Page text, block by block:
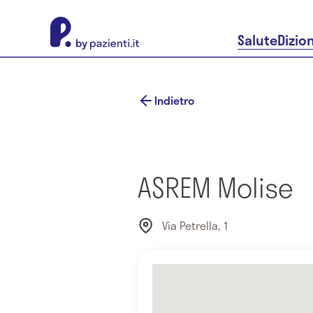
Salute
Indietro
ASREM Molise
Via Petrella, 1